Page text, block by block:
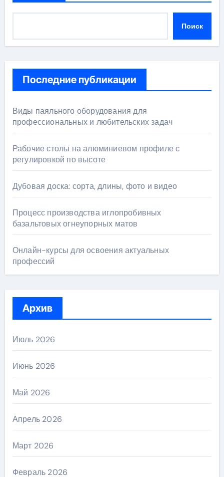
Поиск
Последние публикации
Виды паяльного оборудования для
профессиональных и любительских задач
Рабочие столы на алюминиевом профиле с
регулировкой по высоте
Дубовая доска: сорта, длины, фото и видео
Процесс производства иглопробивных
базальтовых огнеупорных матов
Онлайн-курсы для освоения актуальных
профессий
Архив
Июль 2026
Июнь 2026
Май 2026
Апрель 2026
Март 2026
Февраль 2026